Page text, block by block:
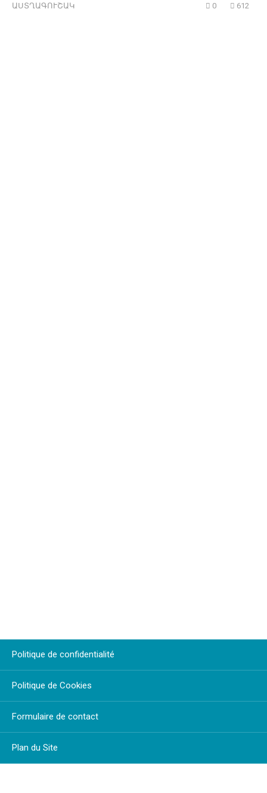
ԱՍՏՂԱԳՈՒՇԱԿ 0 612
Politique de confidentialité
Politique de Cookies
Formulaire de contact
Plan du Site